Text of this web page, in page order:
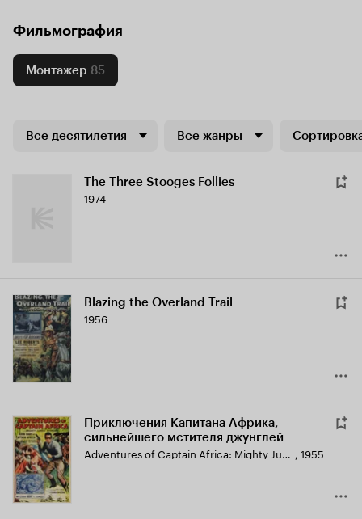
Фильмография
Монтажер 85
Все десятилетия Все жанры
The Three Stooges Follies
1974
Blazing the Overland Trail
1956
Приключения Капитана Африка,
сильнейшего мстителя джунглей
Adventures of Captain Africa: Mighty Jungle Avenger! , 1955